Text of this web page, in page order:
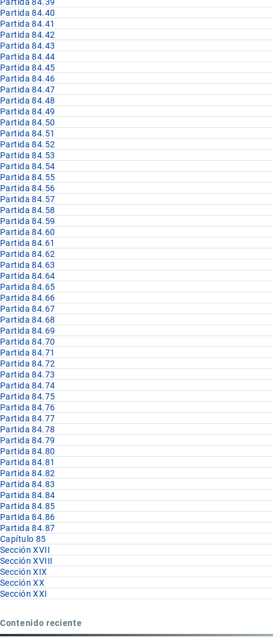
Partida 84.40
Partida 84.41
Partida 84.42
Partida 84.43
Partida 84.44
Partida 84.45
Partida 84.46
Partida 84.47
Partida 84.48
Partida 84.49
Partida 84.50
Partida 84.51
Partida 84.52
Partida 84.53
Partida 84.54
Partida 84.55
Partida 84.56
Partida 84.57
Partida 84.58
Partida 84.59
Partida 84.60
Partida 84.61
Partida 84.62
Partida 84.63
Partida 84.64
Partida 84.65
Partida 84.66
Partida 84.67
Partida 84.68
Partida 84.69
Partida 84.70
Partida 84.71
Partida 84.72
Partida 84.73
Partida 84.74
Partida 84.75
Partida 84.76
Partida 84.77
Partida 84.78
Partida 84.79
Partida 84.80
Partida 84.81
Partida 84.82
Partida 84.83
Partida 84.84
Partida 84.85
Partida 84.86
Partida 84.87
Capítulo 85
Sección XVII
Sección XVIII
Sección XIX
Sección XX
Sección XXI
Contenido reciente